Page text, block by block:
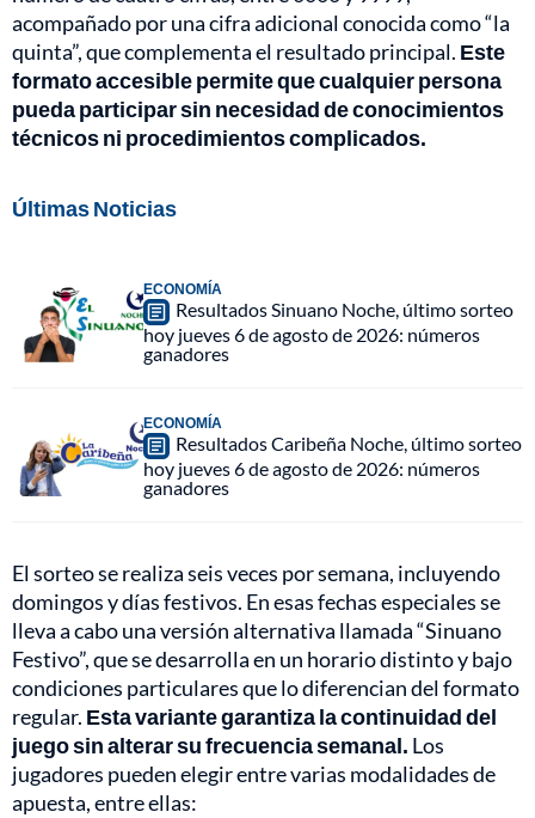
acompañado por una cifra adicional conocida como “la
quinta”, que complementa el resultado principal. Este
formato accesible permite que cualquier persona
pueda participar sin necesidad de conocimientos
técnicos ni procedimientos complicados.
Últimas Noticias
ECONOMÍA
Resultados Sinuano Noche, último sorteo
hoy jueves 6 de agosto de 2026: números
ganadores
ECONOMÍA
Resultados Caribeña Noche, último sorteo
hoy jueves 6 de agosto de 2026: números
ganadores
El sorteo se realiza seis veces por semana, incluyendo
domingos y días festivos. En esas fechas especiales se
lleva a cabo una versión alternativa llamada “Sinuano
Festivo”, que se desarrolla en un horario distinto y bajo
condiciones particulares que lo diferencian del formato
regular. Esta variante garantiza la continuidad del
juego sin alterar su frecuencia semanal. Los
jugadores pueden elegir entre varias modalidades de
apuesta, entre ellas: